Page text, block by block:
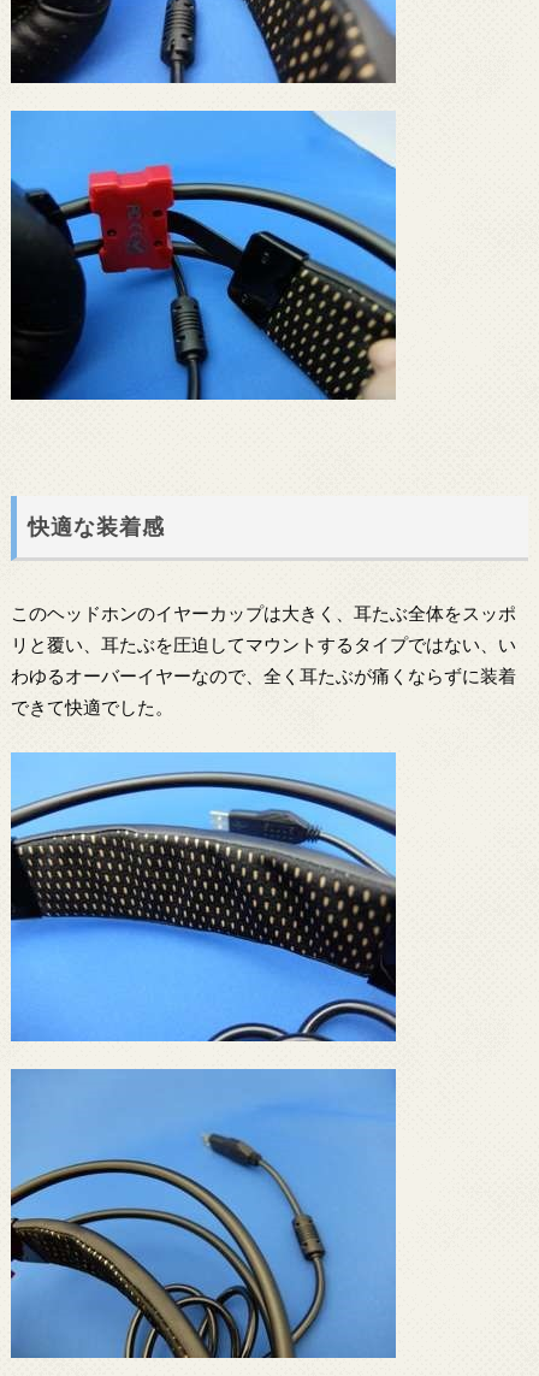
快適な装着感
このヘッドホンのイヤーカップは大きく、耳たぶ全体をスッポ
リと覆い、耳たぶを圧迫してマウントするタイプではない、い
わゆるオーバーイヤーなので、全く耳たぶが痛くならずに装着
できて快適でした。